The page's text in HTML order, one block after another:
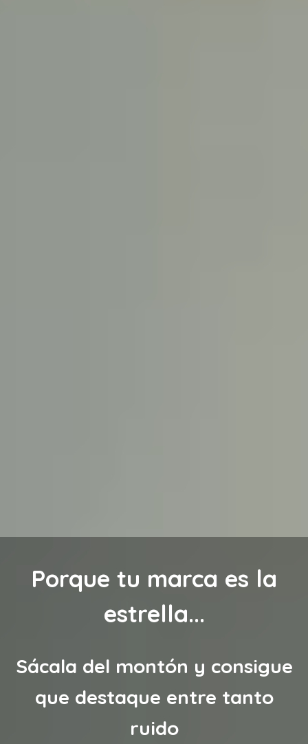
Porque tu marca es la
estrella...
Sácala del montón y consigue
que destaque entre tanto
ruido